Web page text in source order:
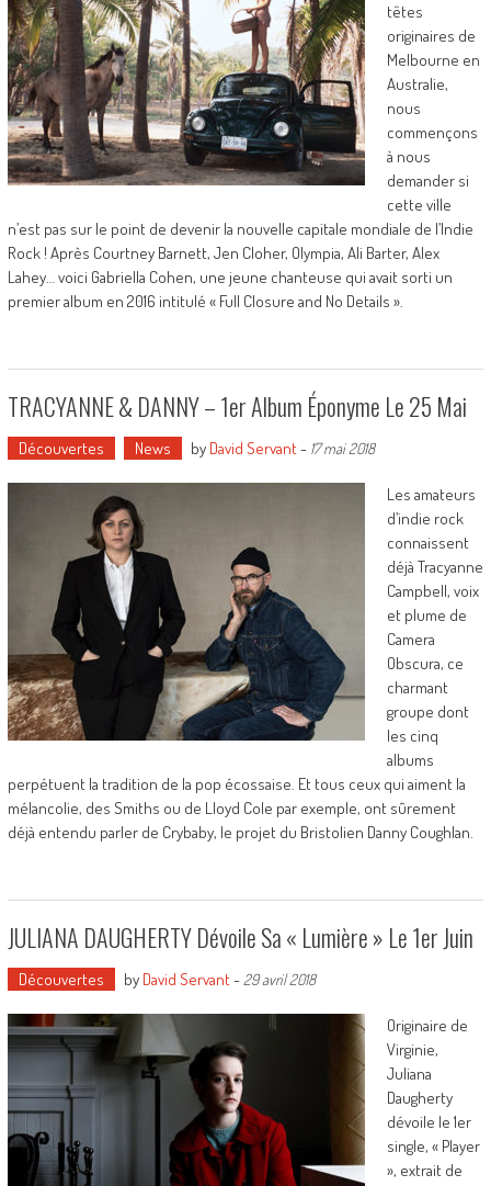
têtes
originaires de
Melbourne en
Australie,
nous
commençons
à nous
demander si
cette ville
n’est pas sur le point de devenir la nouvelle capitale mondiale de l’Indie
Rock ! Après Courtney Barnett, Jen Cloher, Olympia, Ali Barter, Alex
Lahey… voici Gabriella Cohen, une jeune chanteuse qui avait sorti un
premier album en 2016 intitulé « Full Closure and No Details ».
TRACYANNE & DANNY – 1er Album Éponyme Le 25 Mai
Découvertes News by David Servant- 17 mai 2018
Les amateurs
d’indie rock
connaissent
déjà Tracyanne
Campbell, voix
et plume de
Camera
Obscura, ce
charmant
groupe dont
les cinq
albums
perpétuent la tradition de la pop écossaise. Et tous ceux qui aiment la
mélancolie, des Smiths ou de Lloyd Cole par exemple, ont sûrement
déjà entendu parler de Crybaby, le projet du Bristolien Danny Coughlan.
JULIANA DAUGHERTY Dévoile Sa « Lumière » Le 1er Juin
Découvertes by David Servant- 29 avril 2018
Originaire de
Virginie,
Juliana
Daugherty
dévoile le 1er
single, « Player
», extrait de